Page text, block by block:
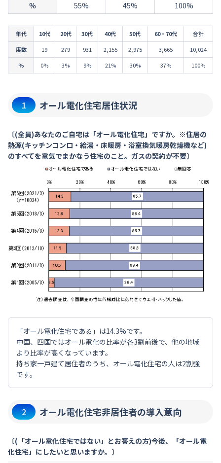
％
55% 45% 100%
年代 10代 20代 30代 40代 50代 60・70代
合計
度数
19 279 931 2,155 2,975 3,665
10,024
％
0% 3% 9% 21% 30% 37% 100%
1 オール電化住宅居住状況
〔(全員)あなたのご自宅は「オール電化住宅」ですか。※住居の
熱源(キッチンコンロ・給湯・床暖房・浴室換気暖房乾燥機など)
のすべてを電気でまかなう住宅のこと。ガスの契約が不要〕
「オール電化住宅である」は14.3%です。
中国、四国ではオール電化の比率が各3割前後で、他の地域
より比率が高くなっています。
持ち家一戸建て居住者のうち、オール電化住宅の人は2割強
です。
2 オール電化住宅非居住者の導入意向
〔(「オール電化住宅ではない」とお答えの方)今後、「オール電
化住宅」にしたいと思いますか。〕